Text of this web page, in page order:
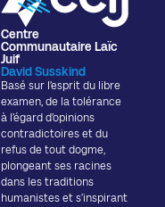
Centre
Communautaire Laïc
Juif
David Susskind
Basé sur l’esprit du libre
examen, de la tolérance
à l’égard d’opinions
contradictoires et du
refus de tout dogme,
plongeant ses racines
dans les traditions
humanistes et s’inspirant